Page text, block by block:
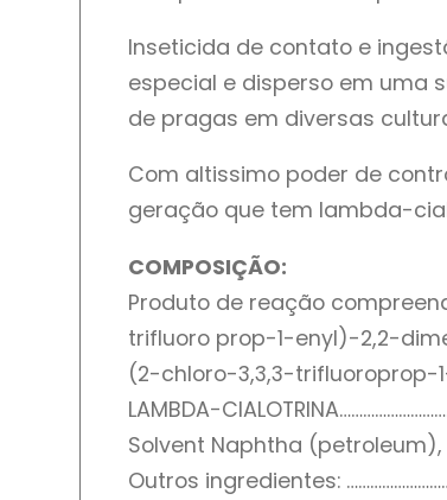
Inseticida de contato e
especial e disperso em uma
de pragas em diversas
Com altissimo poder de
geração que tem lambda-
COMPOSIÇÃO:
Produto de reação
trifluoro prop-1-enyl)-2,2-
(2-chloro-3,3,3-
Solvent Naphtha (petroleum),
Outros ingredientes: